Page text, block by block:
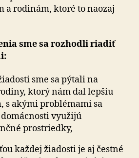
a rodinám, ktoré to naozaj
sme sa rozhodli riadiť
sme sa pýtali na
ktorý nám dal lepšiu
s akými problémami sa
využijú
prostriedky,
každej žiadosti je aj čestné